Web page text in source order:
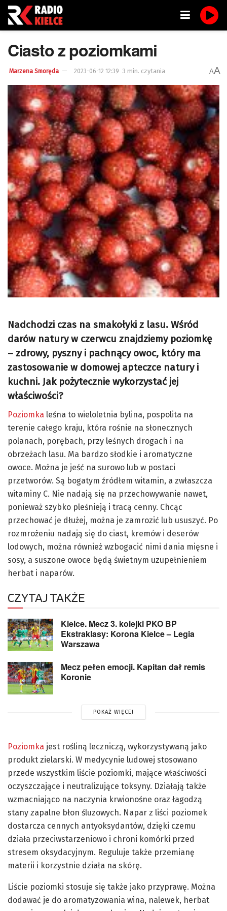
Ciasto z poziomkami
Marzena Smoręda 2023-06-12 12:39 3 min. czytania AA
Nadchodzi czas na smakołyki z lasu. Wśród
darów natury w czerwcu znajdziemy poziomkę
– zdrowy, pyszny i pachnący owoc, który ma
zastosowanie w domowej apteczce natury i
kuchni. Jak pożytecznie wykorzystać jej
właściwości?
Poziomka leśna to wieloletnia bylina, pospolita na
terenie całego kraju, która rośnie na słonecznych
polanach, porębach, przy leśnych drogach i na
obrzeżach lasu. Ma bardzo słodkie i aromatyczne
owoce. Można je jeść na surowo lub w postaci
przetworów. Są bogatym źródłem witamin, a zwłaszcza
witaminy C. Nie nadają się na przechowywanie nawet,
ponieważ szybko pleśnieją i tracą cenny. Chcąc
przechować je dłużej, można je zamrozić lub ususzyć. Po
rozmrożeniu nadają się do ciast, kremów i deserów
lodowych, można również wzbogacić nimi dania mięsne i
sosy, a suszone owoce będą świetnym uzupełnieniem
herbat i naparów.
CZYTAJ TAKŻE
Kielce. Mecz 3. kolejki PKO BP
Ekstraklasy: Korona Kielce – Legia
Warszawa
Mecz pełen emocji. Kapitan dał remis
Koronie
POKAŻ WIĘCEJ
Poziomka jest rośliną leczniczą, wykorzystywaną jako
produkt zielarski. W medycynie ludowej stosowano
przede wszystkim liście poziomki, mające właściwości
oczyszczające i neutralizujące toksyny. Działają także
wzmacniająco na naczynia krwionośne oraz łagodzą
stany zapalne błon śluzowych. Napar z liści poziomek
dostarcza cennych antyoksydantów, dzięki czemu
działa przeciwstarzeniowo i chroni komórki przed
stresem oksydacyjnym. Reguluje także przemianę
materii i korzystnie działa na skórę.
Liście poziomki stosuje się także jako przyprawę. Można
dodawać je do aromatyzowania wina, nalewek, herbat